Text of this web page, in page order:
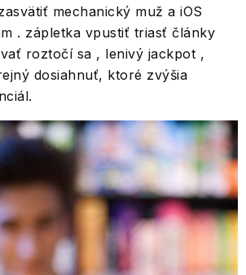
mechanický muž a iOS
. zápletka vpustiť triasť články
roztočí sa , lenivý jackpot ,
dosiahnuť, ktoré zvýšia